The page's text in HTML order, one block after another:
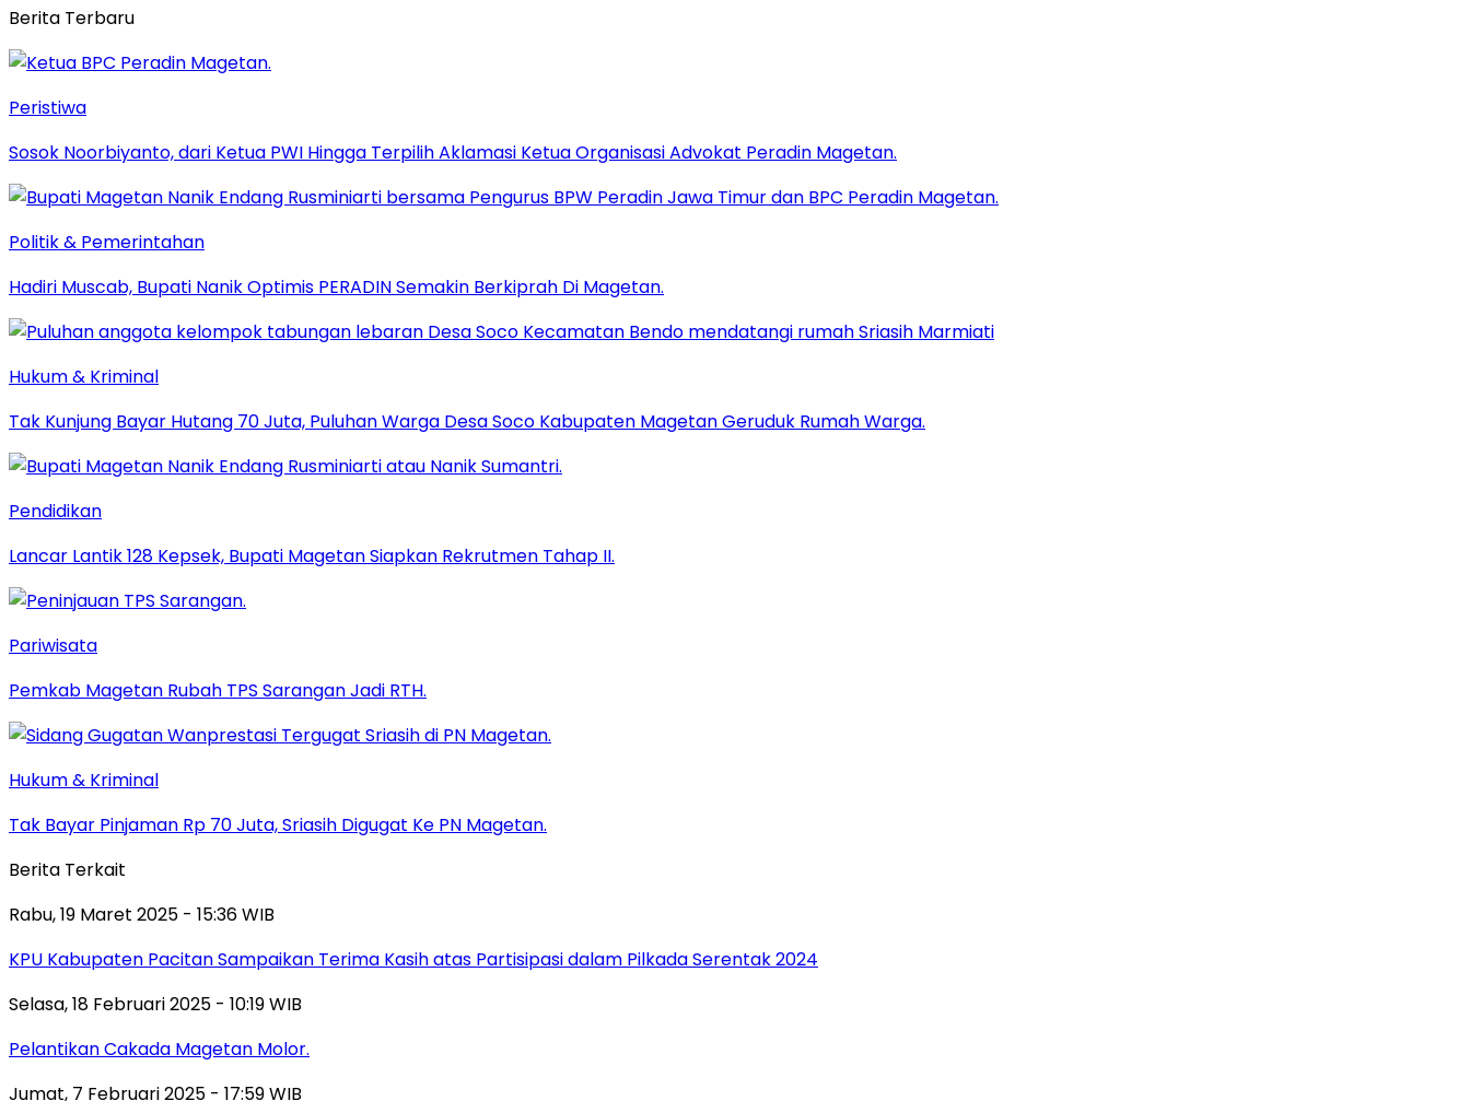
Berita Terbaru
Peristiwa
Sosok Noorbiyanto, dari Ketua PWI Hingga Terpilih Aklamasi Ketua Organisasi Advokat Peradin Magetan.
Politik & Pemerintahan
Hadiri Muscab, Bupati Nanik Optimis PERADIN Semakin Berkiprah Di Magetan.
Hukum & Kriminal
Tak Kunjung Bayar Hutang 70 Juta, Puluhan Warga Desa Soco Kabupaten Magetan Geruduk Rumah Warga.
Pendidikan
Lancar Lantik 128 Kepsek, Bupati Magetan Siapkan Rekrutmen Tahap II.
Pariwisata
Pemkab Magetan Rubah TPS Sarangan Jadi RTH.
Hukum & Kriminal
Tak Bayar Pinjaman Rp 70 Juta, Sriasih Digugat Ke PN Magetan.
Berita Terkait
Rabu, 19 Maret 2025 - 15:36 WIB
KPU Kabupaten Pacitan Sampaikan Terima Kasih atas Partisipasi dalam Pilkada Serentak 2024
Selasa, 18 Februari 2025 - 10:19 WIB
Pelantikan Cakada Magetan Molor.
Jumat, 7 Februari 2025 - 17:59 WIB